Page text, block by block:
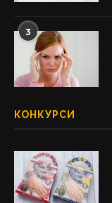
3
КОНКУРСИ